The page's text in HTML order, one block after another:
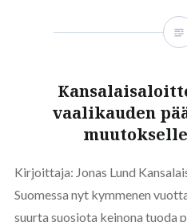
vaalikauden
Kirjoittaja: Jonas Lund
Suomessa nyt kymmenen
suurta suosiota keinona tuoda